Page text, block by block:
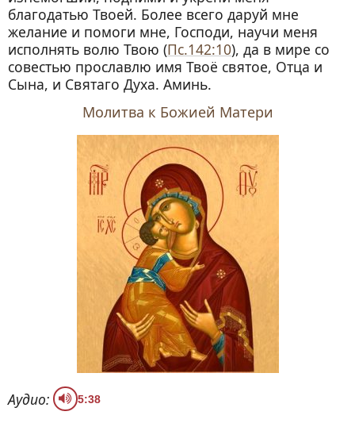
благодатью Твоей. Более всего даруй мне
желание и помоги мне, Господи, научи меня
исполнять волю Твою (Пс.142:10), да в мире со
совестью прославлю имя Твоё святое, Отца и
Сына, и Святаго Духа. Аминь.
Молитва к Божией Матери
Аудио: 5:38